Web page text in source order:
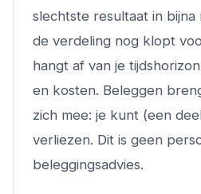
slechtste resultaat in bijna
de verdeling nog klopt
hangt af van je
en kosten. Beleggen
zich mee: je kunt (een
verliezen. Dit is geen
beleggingsadvies.